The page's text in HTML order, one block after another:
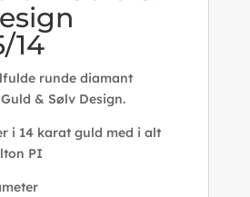
14
runde diamant
& Sølv Design.
i 14 karat guld med i alt
PI